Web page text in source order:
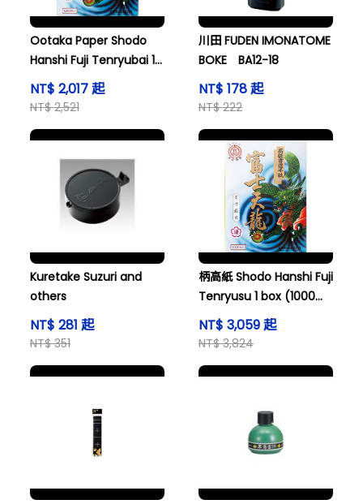
Ootaka Paper Shodo
Hanshi Fuji Tenryubai 1
box (1000 sheets)
UME-1000
NT$ 2,017 起
NT$ 2,521
川田 FUDEN IMONATOME
BOKE BA12-18
NT$ 178 起
NT$ 222
Kuretake Suzuri and
others
NT$ 281 起
NT$ 351
柄高紙 Shodo Hanshi Fuji
Tenryusu 1 box (1000
sheets) SU-1000
NT$ 3,059 起
NT$ 3,824